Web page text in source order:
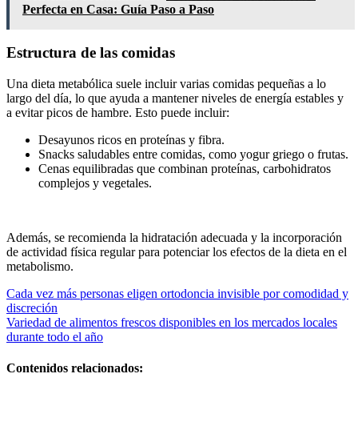
Perfecta en Casa: Guía Paso a Paso
Estructura de las comidas
Una dieta metabólica suele incluir varias comidas pequeñas a lo
largo del día, lo que ayuda a mantener niveles de energía estables y
a evitar picos de hambre. Esto puede incluir:
Desayunos ricos en proteínas y fibra.
Snacks saludables entre comidas, como yogur griego o frutas.
Cenas equilibradas que combinan proteínas, carbohidratos
complejos y vegetales.
Además, se recomienda la hidratación adecuada y la incorporación
de actividad física regular para potenciar los efectos de la dieta en el
metabolismo.
Navegación
de
entradas
Cada vez más personas eligen ortodoncia invisible por comodidad y
discreción
Variedad de alimentos frescos disponibles en los mercados locales
durante todo el año
Contenidos relacionados: